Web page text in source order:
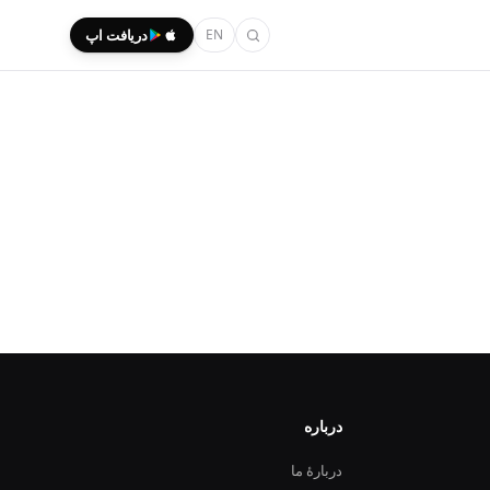
EN دریافت اپ
درباره
دربارهٔ ما